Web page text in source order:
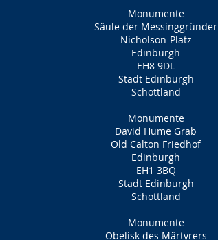
Monumente
Säule der Messinggründer
Nicholson-Platz
Edinburgh
EH8 9DL
Stadt Edinburgh
Schottland
Monumente
David Hume Grab
Old Calton Friedhof
Edinburgh
EH1 3BQ
Stadt Edinburgh
Schottland
Monumente
Obelisk des Märtyrers